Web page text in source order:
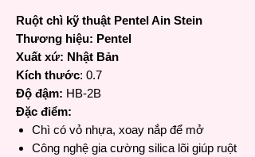
Ruột chì kỹ thuật Pentel Ain Stein
Thương hiệu: Pentel
Xuất xứ: Nhật Bản
Kích thước: 0.7
Độ đậm: HB-2B
Đặc điểm:
Chì có vỏ nhựa, xoay nắp để mở
Công nghệ gia cường silica lõi giúp ruột